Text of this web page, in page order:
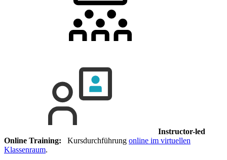
Instructor-led
Online Training: Kursdurchführung online im virtuellen
Klassenraum.